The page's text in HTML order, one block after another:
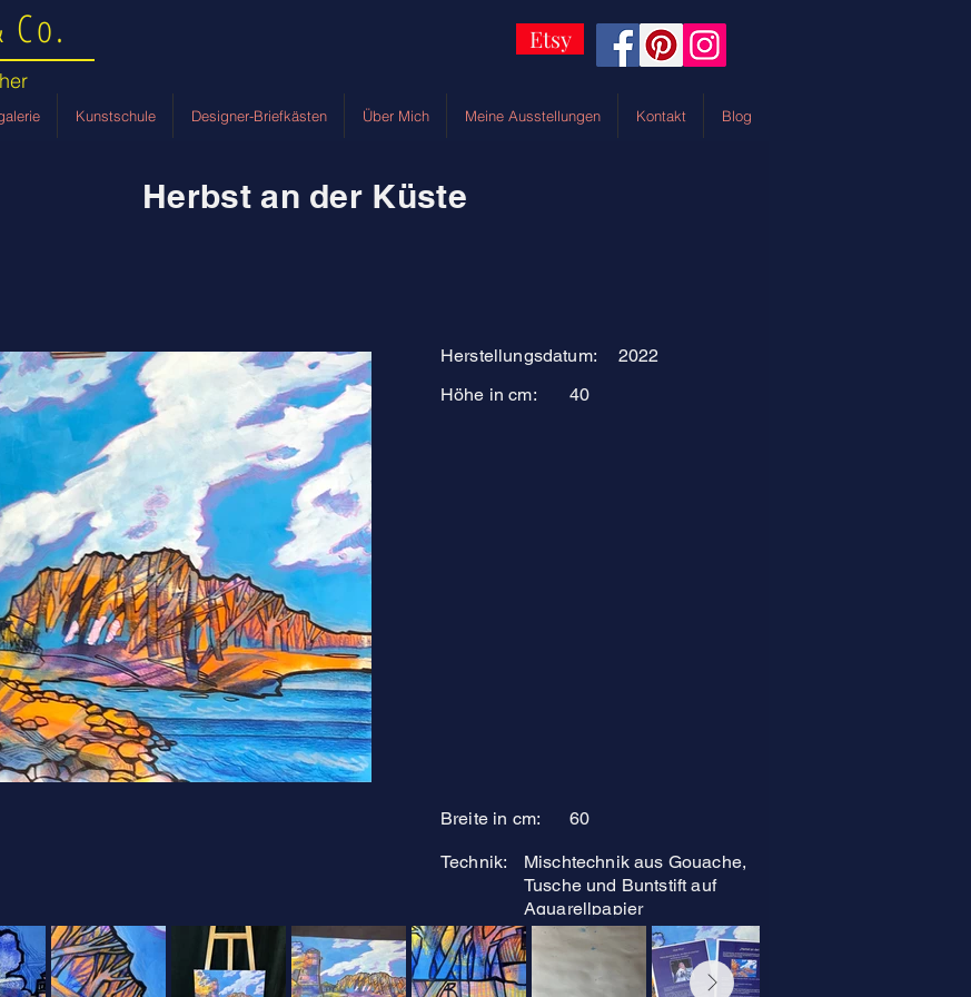
Co. Etsy
Kunstschule Designer-Briefkästen Über Mich Meine Ausstellungen Kontakt Blog
Herbst an der Küste
2022
Herstellungsdatum:
Höhe in cm:
40
Breite in cm: 60
Technik:
Mischtechnik aus Gouache,
Tusche und Buntstift auf
Aquarellpapier